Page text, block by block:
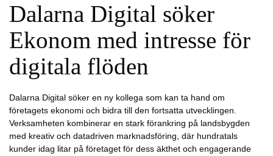
Dalarna Digital söker
Ekonom med intresse för
digitala flöden
Dalarna Digital söker en ny kollega som kan ta hand om
företagets ekonomi och bidra till den fortsatta utvecklingen.
Verksamheten kombinerar en stark förankring på landsbygden
med kreativ och datadriven marknadsföring, där hundratals
kunder idag litar på företaget för dess äkthet och engagerande